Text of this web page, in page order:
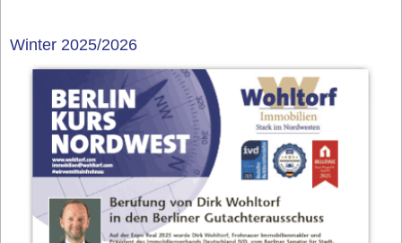
Winter 2025/2026